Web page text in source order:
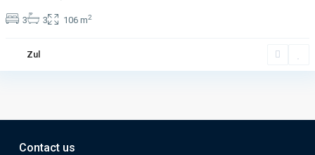
3 3 106 m2
Zul
Contact us